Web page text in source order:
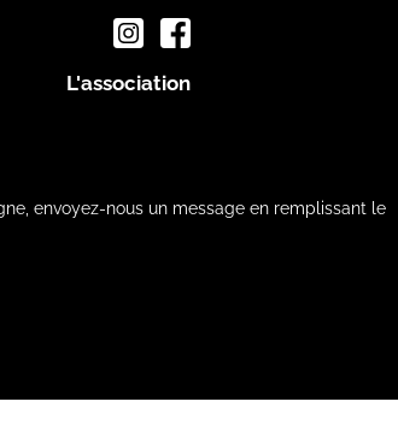
L'association
envoyez-nous un message en remplissant le